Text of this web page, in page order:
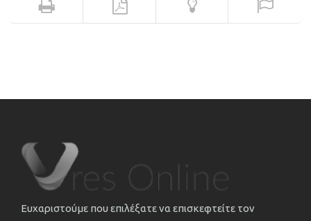
Ευχαριστούμε που επιλέξατε να επισκεφτείτε τον